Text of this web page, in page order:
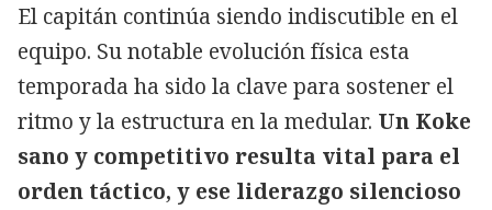
El capitán continúa siendo indiscutible en el
equipo. Su notable evolución física esta
temporada ha sido la clave para sostener el
ritmo y la estructura en la medular. Un Koke
sano y competitivo resulta vital para el
orden táctico, y ese liderazgo silencioso